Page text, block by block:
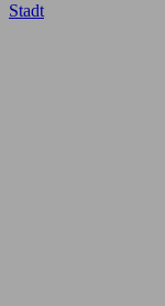
Stadt